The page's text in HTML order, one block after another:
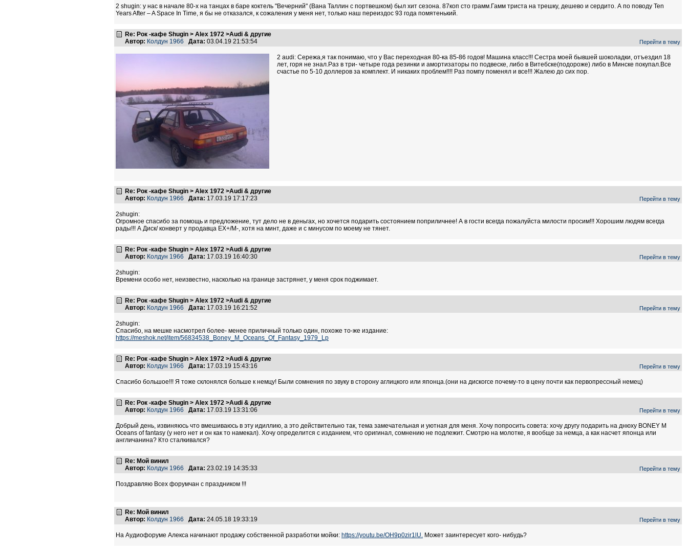
2 shugin: у нас в начале 80-х на танцах в баре коктель "Вечерний" (Вана Таллин с портвешком) был хит сезона. 87коп сто грамм.Гамм триста на трешку, дешево и сердито. А по поводу Ten
Years After ‎– A Space In Time, я бы не отказался, к сожаления у меня нет, только наш переиздос 93 года помятенький.
Re: Рок -кафе Shugin > Alex 1972 >Audi & другие
Автор: Колдун 1966 Дата: 03.04.19 21:53:54 Перейти в тему
2 audi: Сережа,я так понимаю, что у Вас переходная 80-ка 85-86 годов! Машина класс!!! Сестра моей бывшей шоколадки, отъездил 18
лет, горя не знал.Раз в три- четыре года резинки и амортизаторы по подвеске, либо в Витебске(подороже) либо в Минске покупал.Все
счастье по 5-10 доллеров за комплект. И никаких проблем!!!! Раз помпу поменял и все!!! Жалею до сих пор.
Re: Рок -кафе Shugin > Alex 1972 >Audi & другие
Автор: Колдун 1966 Дата: 17.03.19 17:17:23 Перейти в тему
2shugin:
Огромное спасибо за помощь и предложение, тут дело не в деньгах, но хочется подарить состоянием поприличнее! А в гости всегда пожалуйста милости просим!!! Хорошим людям всегда
рады!!! А Диск/ конверт у продавца EX+/M-, хотя на минт, даже и с минусом по моему не тянет.
Re: Рок -кафе Shugin > Alex 1972 >Audi & другие
Автор: Колдун 1966 Дата: 17.03.19 16:40:30 Перейти в тему
2shugin:
Времени особо нет, неизвестно, насколько на границе застрянет, у меня срок поджимает.
Re: Рок -кафе Shugin > Alex 1972 >Audi & другие
Автор: Колдун 1966 Дата: 17.03.19 16:21:52 Перейти в тему
2shugin:
Спасибо, на мешке насмотрел более- менее приличный только один, похоже то-же издание:
https://meshok.net/item/56834538_Boney_M_Oceans_Of_Fantasy_1979_Lp
Re: Рок -кафе Shugin > Alex 1972 >Audi & другие
Автор: Колдун 1966 Дата: 17.03.19 15:43:16 Перейти в тему
Cпасибо большое!!! Я тоже склонялся больше к немцу! Были сомнения по звуку в сторону аглицкого или японца.(они на дискогсе почему-то в цену почти как первопрессный немец)
Re: Рок -кафе Shugin > Alex 1972 >Audi & другие
Автор: Колдун 1966 Дата: 17.03.19 13:31:06 Перейти в тему
Добрый день, извиняюсь что вмешиваюсь в эту идиллию, а это действительно так, тема замечательная и уютная для меня. Хочу попросить совета: хочу другу подарить на днюху BONEY M
Oceans of fantasy (у него нет и он как то намекал). Хочу определится с изданием, что оригинал, сомнению не подлежит. Смотрю на молотке, я вообще за немца, а как насчет японца или
англичанина? Кто сталкивался?
Re: Мой винил
Автор: Колдун 1966 Дата: 23.02.19 14:35:33 Перейти в тему
Поздравляю Всех форумчан с праздником !!!
Re: Мой винил
Автор: Колдун 1966 Дата: 24.05.18 19:33:19 Перейти в тему
На Аудиофоруме Алекса начинают продажу собственной разработки мойки: https://youtu.be/OH9p0zir1lU. Может заинтересует кого- нибудь?